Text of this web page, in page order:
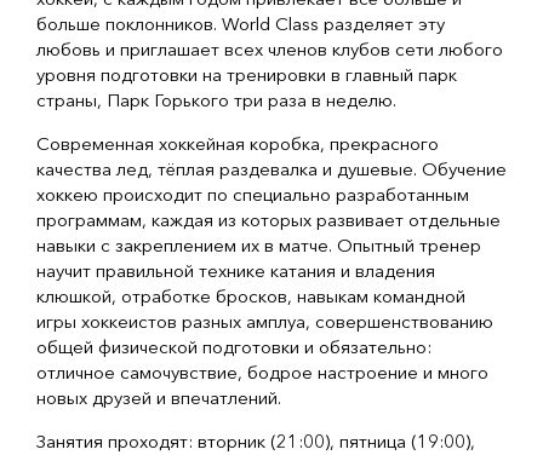
больше поклонников. World Class разделяет эту
любовь и приглашает всех членов клубов сети любого
уровня подготовки на тренировки в главный парк
страны, Парк Горького три раза в неделю.
Современная хоккейная коробка, прекрасного
качества лед, тёплая раздевалка и душевые. Обучение
хоккею происходит по специально разработанным
программам, каждая из которых развивает отдельные
навыки с закреплением их в матче. Опытный тренер
научит правильной технике катания и владения
клюшкой, отработке бросков, навыкам командной
игры хоккеистов разных амплуа, совершенствованию
общей физической подготовки и обязательно:
отличное самочувствие, бодрое настроение и много
новых друзей и впечатлений.
Занятия проходят: вторник (21:00), пятница (19:00),